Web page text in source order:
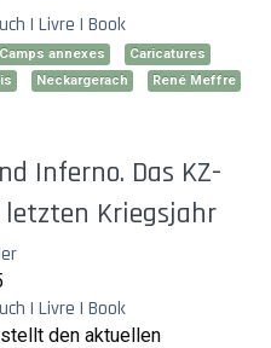
| Livre | Book
Camps annexes
Caricatures
Neckargerach
René Meffre
Inferno. Das KZ-
Kriegsjahr
| Livre | Book
den aktuellen